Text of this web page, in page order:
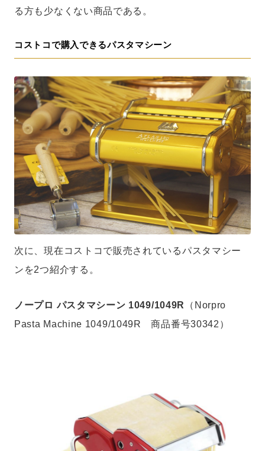
る方も少なくない商品である。
コストコで購入できるパスタマシーン
次に、現在コストコで販売されているパスタマシー
ンを2つ紹介する。
ノープロ パスタマシーン 1049/1049R
（Norpro
Pasta Machine 1049/1049R 商品番号30342）